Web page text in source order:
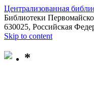
Централизованная
Библиотеки
630025, Российская
Skip to content
*